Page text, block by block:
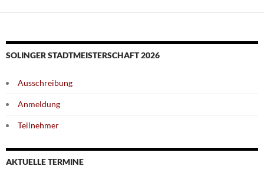
SOLINGER STADTMEISTERSCHAFT 2026
Ausschreibung
Anmeldung
Teilnehmer
AKTUELLE TERMINE